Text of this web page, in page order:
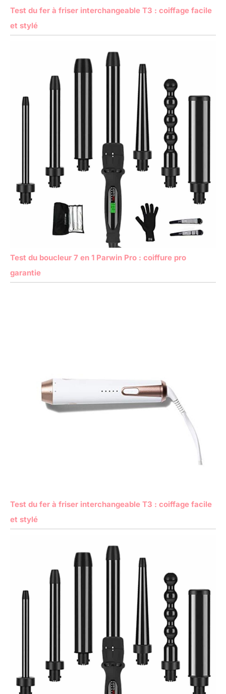
Test du fer à friser interchangeable T3 : coiffage facile
et stylé
Test du boucleur 7 en 1 Parwin Pro : coiffure pro
garantie
Test du fer à friser interchangeable T3 : coiffage facile
et stylé